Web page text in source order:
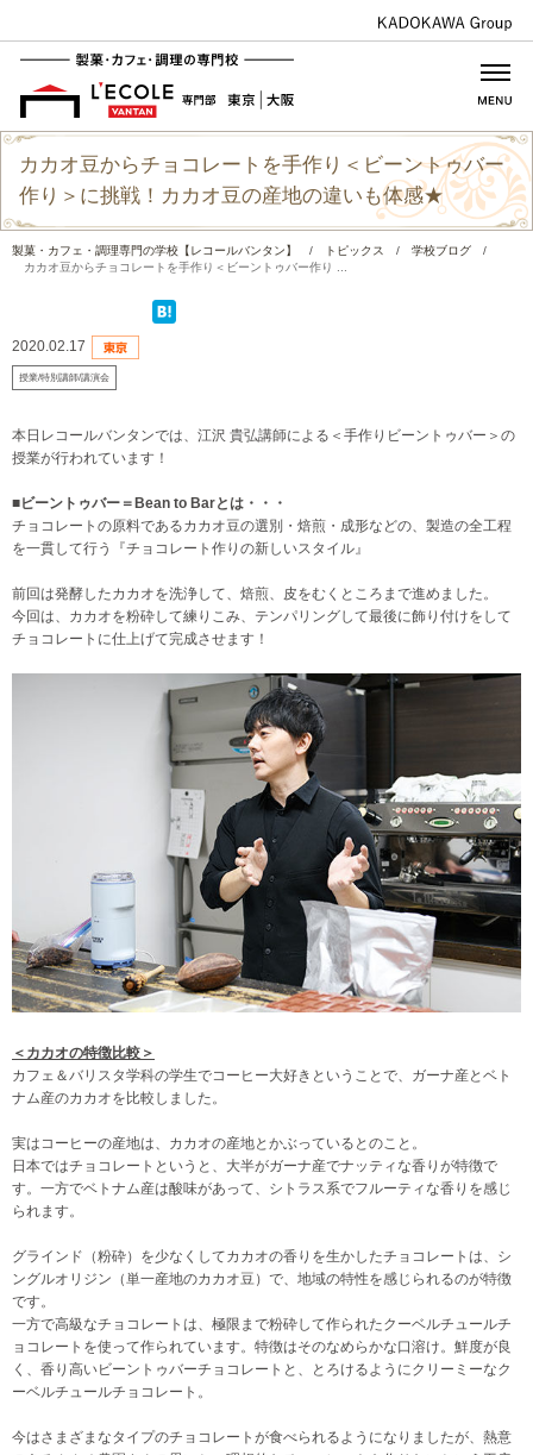
カカオ豆からチョコレートを手作り＜ビーントゥバー
作り＞に挑戦！カカオ豆の産地の違いも体感★
製菓・カフェ・調理専門の学校【レコールバンタン】 / トピックス / 学校ブログ
/
カカオ豆からチョコレートを手作り＜ビーントゥバー作り ...
2020.02.17
授業/特別講師/講演会
本日レコールバンタンでは、江沢 貴弘講師による＜手作りビーントゥバー＞の
授業が行われています！
■ビーントゥバー＝Bean to Barとは・・・
チョコレートの原料であるカカオ豆の選別・焙煎・成形などの、製造の全工程
を一貫して行う『チョコレート作りの新しいスタイル』
前回は発酵したカカオを洗浄して、焙煎、皮をむくところまで進めました。
今回は、カカオを粉砕して練りこみ、テンパリングして最後に飾り付けをして
チョコレートに仕上げて完成させます！
＜カカオの特徴比較＞
カフェ＆バリスタ学科の学生でコーヒー大好きということで、ガーナ産とベト
ナム産のカカオを比較しました。
実はコーヒーの産地は、カカオの産地とかぶっているとのこと。
日本ではチョコレートというと、大半がガーナ産でナッティな香りが特徴で
す。一方でベトナム産は酸味があって、シトラス系でフルーティな香りを感じ
られます。
グラインド（粉砕）を少なくしてカカオの香りを生かしたチョコレートは、シ
ングルオリジン（単一産地のカカオ豆）で、地域の特性を感じられるのが特徴
です。
一方で高級なチョコレートは、極限まで粉砕して作られたクーベルチュールチ
ョコレートを使って作られています。特徴はそのなめらかな口溶け。鮮度が良
く、香り高いビーントゥバーチョコレートと、とろけるようにクリーミーなク
ーベルチュールチョコレート。
今はさまざまなタイプのチョコレートが食べられるようになりましたが、熱意